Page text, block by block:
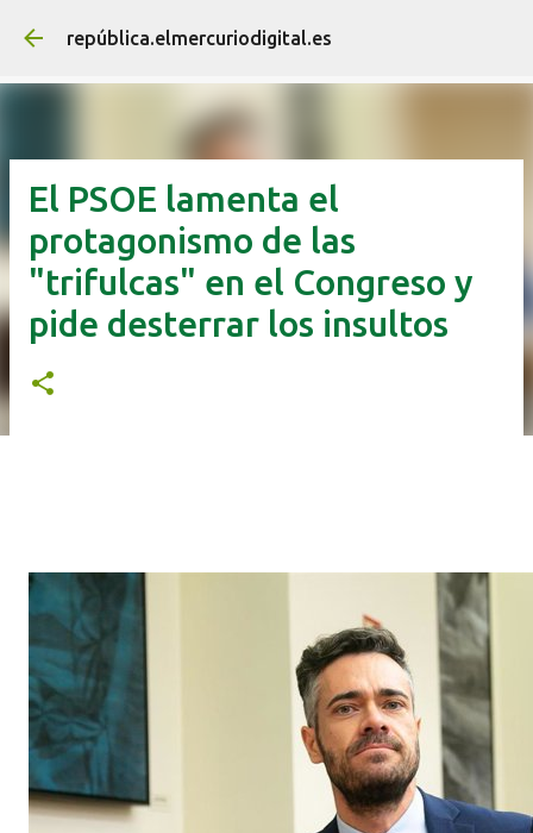
Ir al contenido principal
república.elmercuriodigital.es
El PSOE lamenta el
protagonismo de las
"trifulcas" en el Congreso y
pide desterrar los insultos